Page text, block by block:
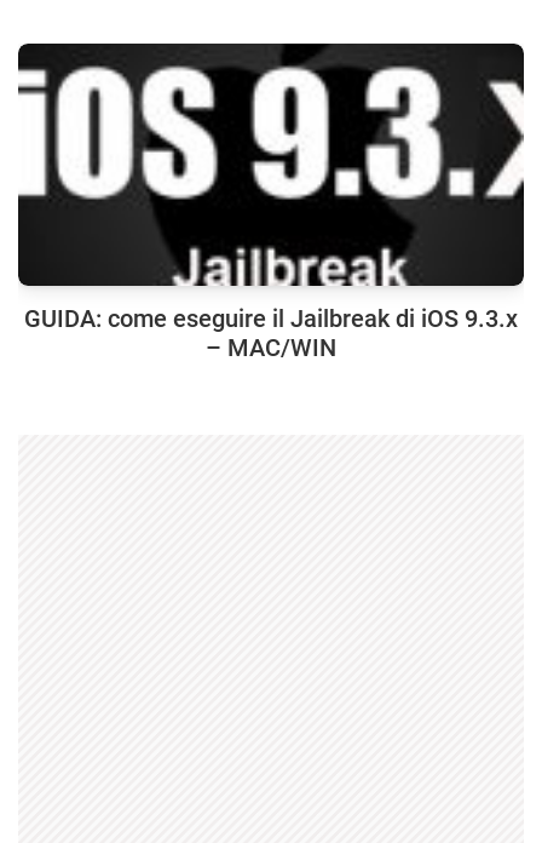
GUIDA: come eseguire il Jailbreak di iOS 9.3.x
– MAC/WIN